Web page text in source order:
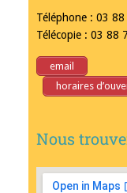
Téléphone : 03
Télécopie : 03 88
email
horaires
Nous